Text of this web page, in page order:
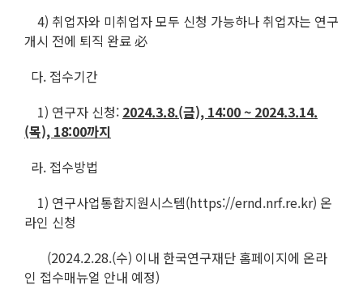
4) 취업자와 미취업자 모두 신청 가능하나 취업자는 연구
개시 전에 퇴직 완료 必
다. 접수기간
1) 연구자 신청: 2024.3.8.(금), 14:00 ~ 2024.3.14.
(목), 18:00까지
라. 접수방법
1) 연구사업통합지원시스템(https://ernd.nrf.re.kr) 온
라인 신청
(2024.2.28.(수) 이내 한국연구재단 홈페이지에 온라
인 접수매뉴얼 안내 예정)